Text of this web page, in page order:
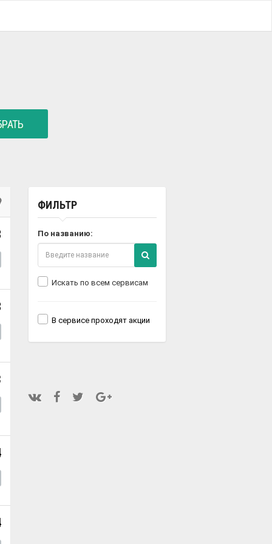
ФИЛЬТР
По названию:
Искать по всем сервисам
В сервисе проходят акции